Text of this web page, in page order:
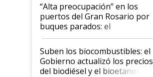
“Alta preocupación” en los
puertos del Gran Rosario por
buques parados: el
funcionamiento de las
exportadoras en tensión tras
la medida de fuerza de los
prácticos
Suben los biocombustibles: el
Gobierno actualizó los precios
del biodiésel y el bioetanol